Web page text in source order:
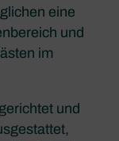
eine
und
im
und